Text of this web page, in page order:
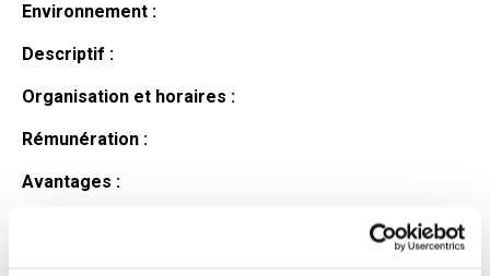
Environnement :
Descriptif :
Organisation et horaires :
Rémunération :
Avantages :